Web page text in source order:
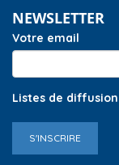
NEWSLETTER
Votre email
Listes de diffusion
S'INSCRIRE